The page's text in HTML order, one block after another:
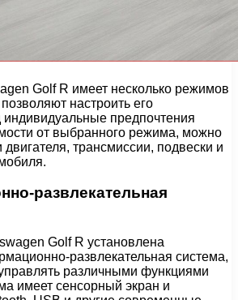
Golf R имеет несколько режимов
настроить его
индивидуальные предпочтения
от выбранного режима, можно
двигателя, трансмиссии, подвески и
развлекательная
Golf R установлена
развлекательная система,
различными функциями
имеет сенсорный экран и